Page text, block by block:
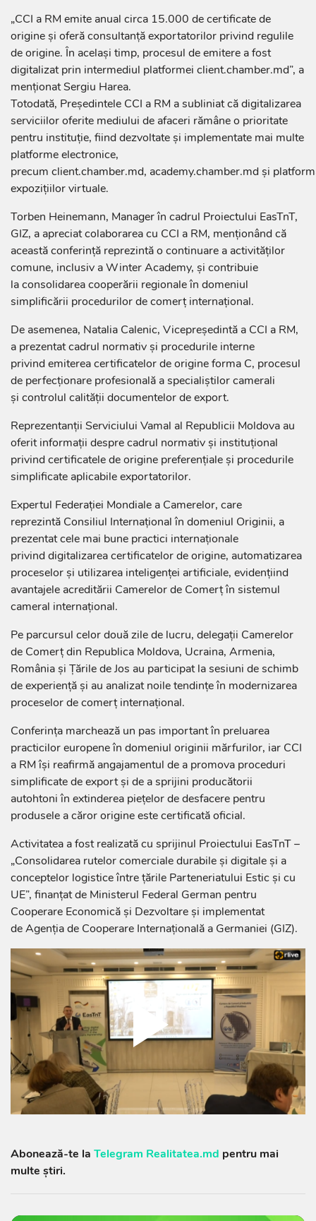
„CCI a RM emite anual circa 15.000 de certificate de
origine și oferă consultanță exportatorilor privind regulile
de origine. În același timp, procesul de emitere a fost
digitalizat prin intermediul platformei client.chamber.md”, a
menționat Sergiu Harea.
Totodată, Președintele CCI a RM a subliniat că digitalizarea
serviciilor oferite mediului de afaceri rămâne o prioritate
pentru instituție, fiind dezvoltate și implementate mai multe
platforme electronice,
precum client.chamber.md, academy.chamber.md și
expozițiilor virtuale.
Torben Heinemann, Manager în cadrul Proiectului EasTnT,
GIZ, a apreciat colaborarea cu CCI a RM, menționând că
această conferință reprezintă o continuare a activităților
comune, inclusiv a Winter Academy, și contribuie
la consolidarea cooperării regionale în domeniul
simplificării procedurilor de comerț internațional.
De asemenea, Natalia Calenic, Vicepreședintă a CCI a RM,
a prezentat cadrul normativ și procedurile interne
privind emiterea certificatelor de origine forma C, procesul
de perfecționare profesională a specialiștilor camerali
și controlul calității documentelor de export.
Reprezentanții Serviciului Vamal al Republicii Moldova au
oferit informații despre cadrul normativ și instituțional
privind certificatele de origine preferențiale și procedurile
simplificate aplicabile exportatorilor.
Expertul Federației Mondiale a Camerelor, care
reprezintă Consiliul Internațional în domeniul Originii, a
prezentat cele mai bune practici internaționale
privind digitalizarea certificatelor de origine, automatizarea
proceselor și utilizarea inteligenței artificiale, evidențiind
avantajele acreditării Camerelor de Comerț în sistemul
cameral internațional.
Pe parcursul celor două zile de lucru, delegații Camerelor
de Comerț din Republica Moldova, Ucraina, Armenia,
România și Țările de Jos au participat la sesiuni de schimb
de experiență și au analizat noile tendințe în modernizarea
proceselor de comerț internațional.
Conferința marchează un pas important în preluarea
practicilor europene în domeniul originii mărfurilor, iar CCI
a RM își reafirmă angajamentul de a promova proceduri
simplificate de export și de a sprijini producătorii
autohtoni în extinderea piețelor de desfacere pentru
produsele a căror origine este certificată oficial.
Activitatea a fost realizată cu sprijinul Proiectului EasTnT –
„Consolidarea rutelor comerciale durabile și digitale și a
conceptelor logistice între țările Parteneriatului Estic și cu
UE”, finanțat de Ministerul Federal German pentru
Cooperare Economică și Dezvoltare și implementat
de Agenția de Cooperare Internațională a Germaniei (GIZ).
Abonează-te la Telegram Realitatea.md pentru mai
multe știri.